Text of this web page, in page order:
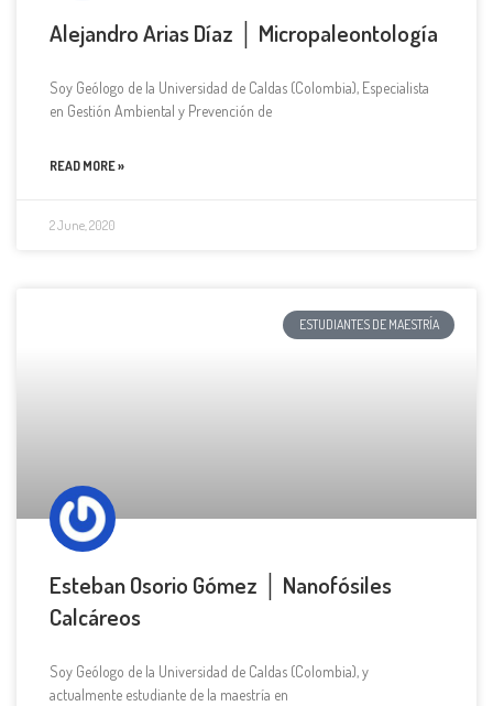
Alejandro Arias Díaz │ Micropaleontología
Soy Geólogo de la Universidad de Caldas (Colombia), Especialista
en Gestión Ambiental y Prevención de
READ MORE »
2 June, 2020
ESTUDIANTES DE MAESTRÍA
Esteban Osorio Gómez │ Nanofósiles
Calcáreos
Soy Geólogo de la Universidad de Caldas (Colombia), y
actualmente estudiante de la maestría en